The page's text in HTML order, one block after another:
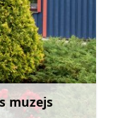
muzejs
Uzzināt vairāk